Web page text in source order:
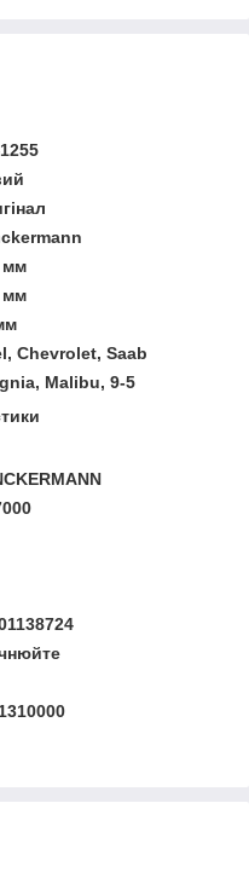
мм
мм
Chevrolet, Saab
Malibu, 9-5